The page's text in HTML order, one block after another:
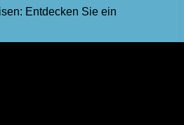
Entdecken Sie ein